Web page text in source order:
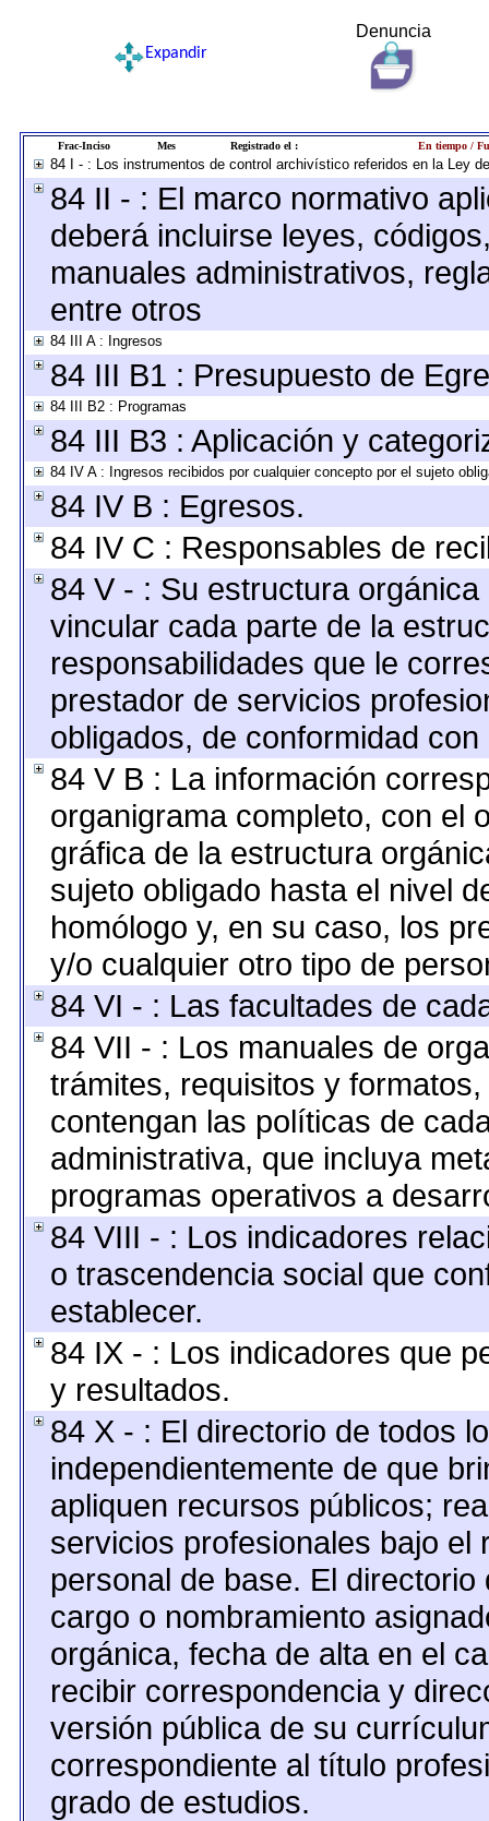
Denuncia
Expandir
Frac-Inciso Mes Registrado el : En tiempo /
84 I - : Los instrumentos de control archivístico referidos en la Ley
84 II - : El marco normativo
deberá incluirse leyes,
manuales administrativos,
entre otros
84 III A : Ingresos
84 III B1 : Presupuesto de
84 III B2 : Programas
84 III B3 : Aplicación y
84 IV A : Ingresos recibidos por cualquier concepto por el sujeto
84 IV B : Egresos.
84 IV C : Responsables de
84 V - : Su estructura
vincular cada parte de la
responsabilidades que le
prestador de servicios
obligados, de conformidad
84 V B : La información
organigrama completo, con el
gráfica de la estructura
sujeto obligado hasta el nivel
homólogo y, en su caso, los
y/o cualquier otro tipo de
84 VI - : Las facultades de
84 VII - : Los manuales de
trámites, requisitos y
contengan las políticas de
administrativa, que incluya
programas operativos a
84 VIII - : Los indicadores
o trascendencia social que
establecer.
84 IX - : Los indicadores que
y resultados.
84 X - : El directorio de todos
independientemente de que
apliquen recursos públicos;
servicios profesionales bajo el
personal de base. El
cargo o nombramiento
orgánica, fecha de alta en el
recibir correspondencia y
versión pública de su
correspondiente al título
grado de estudios.